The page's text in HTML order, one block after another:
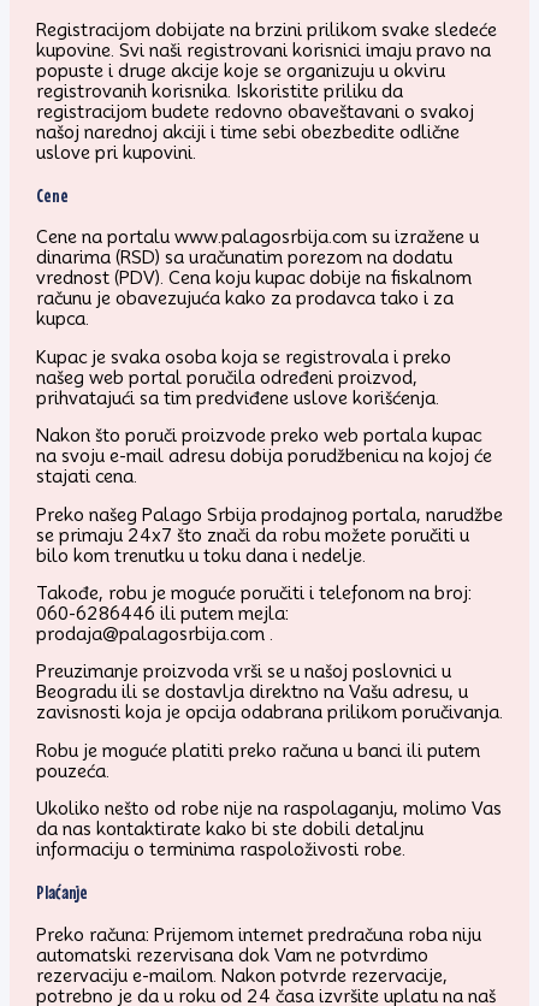
Registracijom dobijate na brzini prilikom svake sledeće
kupovine. Svi naši registrovani korisnici imaju pravo na
popuste i druge akcije koje se organizuju u okviru
registrovanih korisnika. Iskoristite priliku da
registracijom budete redovno obaveštavani o svakoj
našoj narednoj akciji i time sebi obezbedite odlične
uslove pri kupovini.
Cene
Cene na portalu www.palagosrbija.com su izražene u
dinarima (RSD) sa uračunatim porezom na dodatu
vrednost (PDV). Cena koju kupac dobije na fiskalnom
računu je obavezujuća kako za prodavca tako i za
kupca.
Kupac je svaka osoba koja se registrovala i preko
našeg web portal poručila određeni proizvod,
prihvatajući sa tim predviđene uslove korišćenja.
Nakon što poruči proizvode preko web portala kupac
na svoju e-mail adresu dobija porudžbenicu na kojoj će
stajati cena.
Preko našeg Palago Srbija prodajnog portala, narudžbe
se primaju 24x7 što znači da robu možete poručiti u
bilo kom trenutku u toku dana i nedelje.
Takođe, robu je moguće poručiti i telefonom na broj:
060-6286446 ili putem mejla:
prodaja@palagosrbija.com .
Preuzimanje proizvoda vrši se u našoj poslovnici u
Beogradu ili se dostavlja direktno na Vašu adresu, u
zavisnosti koja je opcija odabrana prilikom poručivanja.
Robu je moguće platiti preko računa u banci ili putem
pouzeća.
Ukoliko nešto od robe nije na raspolaganju, molimo Vas
da nas kontaktirate kako bi ste dobili detaljnu
informaciju o terminima raspoloživosti robe.
Plaćanje
Preko računa: Prijemom internet predračuna roba niju
automatski rezervisana dok Vam ne potvrdimo
rezervaciju e-mailom. Nakon potvrde rezervacije,
potrebno je da u roku od 24 časa izvršite uplatu na naš